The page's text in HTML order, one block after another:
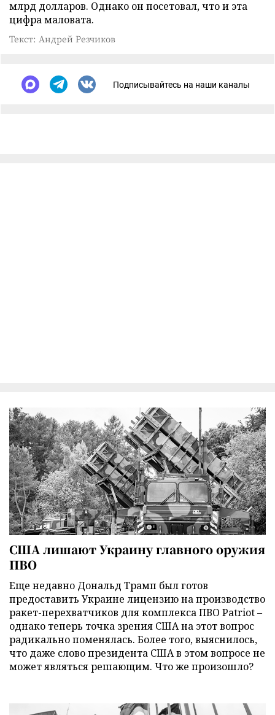
млрд долларов. Однако он посетовал, что и эта
цифра маловата.
Текст: Андрей Резчиков
Подписывайтесь на наши каналы
США лишают Украину главного оружия
ПВО
Еще недавно Дональд Трамп был готов
предоставить Украине лицензию на производство
ракет-перехватчиков для комплекса ПВО Patriot –
однако теперь точка зрения США на этот вопрос
радикально поменялась. Более того, выяснилось,
что даже слово президента США в этом вопросе не
может являться решающим. Что же произошло?